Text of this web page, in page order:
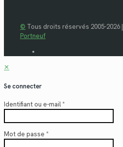
© Tous droits réservés 2005-2026 |
Portneuf
✕
Se connecter
Identifiant ou e-mail*
Mot de passe *